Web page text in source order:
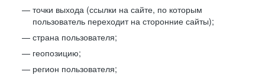
точки выхода (ссылки на сайте, по которым
пользователь переходит на сторонние сайты);
страна пользователя;
геопозицию;
регион пользователя;